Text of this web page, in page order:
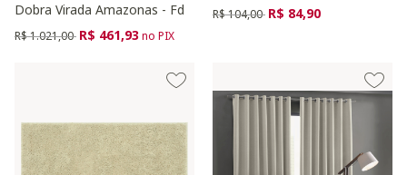
Dobra Virada Amazonas - Fd
Preço reduzido de
R$ 1.021,00 para
R$ 461,93no PIX
Preço reduzido de
R$ 104,00 para
R$ 84,90